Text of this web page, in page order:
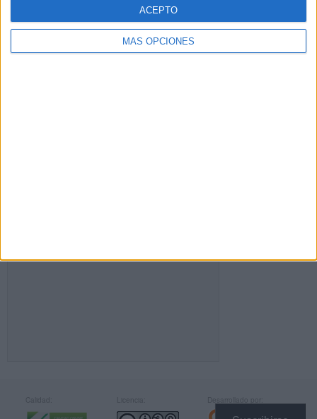
MÁS OPCIONES
ACEPTO